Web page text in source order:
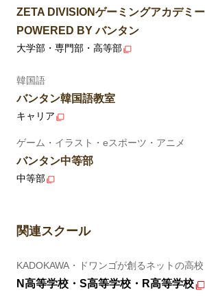
ZETA DIVISIONゲーミングアカデミー
POWERED BY バンタン
大学部・専門部・高等部
韓国語
バンタン韓国語教室
キャリア
ゲーム・イラスト・eスポーツ・アニメ
バンタン中等部
中等部
関連スクール
KADOKAWA・ドワンゴが創るネットの高校
N高等学校・S高等学校・R高等学校